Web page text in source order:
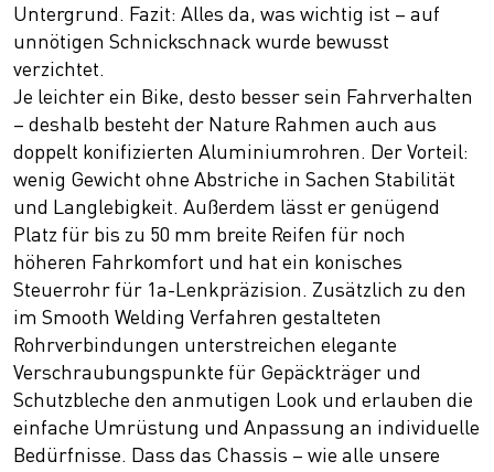
Untergrund. Fazit: Alles da, was wichtig ist – auf
unnötigen Schnickschnack wurde bewusst
verzichtet.
Je leichter ein Bike, desto besser sein Fahrverhalten
– deshalb besteht der Nature Rahmen auch aus
doppelt konifizierten Aluminiumrohren. Der Vorteil:
wenig Gewicht ohne Abstriche in Sachen Stabilität
und Langlebigkeit. Außerdem lässt er genügend
Platz für bis zu 50 mm breite Reifen für noch
höheren Fahrkomfort und hat ein konisches
Steuerrohr für 1a-Lenkpräzision. Zusätzlich zu den
im Smooth Welding Verfahren gestalteten
Rohrverbindungen unterstreichen elegante
Verschraubungspunkte für Gepäckträger und
Schutzbleche den anmutigen Look und erlauben die
einfache Umrüstung und Anpassung an individuelle
Bedürfnisse. Dass das Chassis – wie alle unsere